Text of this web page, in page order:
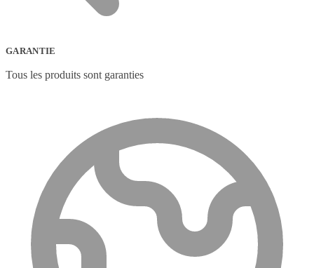
GARANTIE
Tous les produits sont garanties